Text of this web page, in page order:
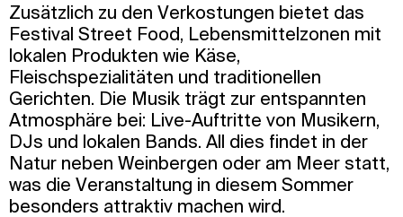
Zusätzlich zu den Verkostungen bietet das
Festival Street Food, Lebensmittelzonen mit
lokalen Produkten wie Käse,
Fleischspezialitäten und traditionellen
Gerichten. Die Musik trägt zur entspannten
Atmosphäre bei: Live-Auftritte von Musikern,
DJs und lokalen Bands. All dies findet in der
Natur neben Weinbergen oder am Meer statt,
was die Veranstaltung in diesem Sommer
besonders attraktiv machen wird.